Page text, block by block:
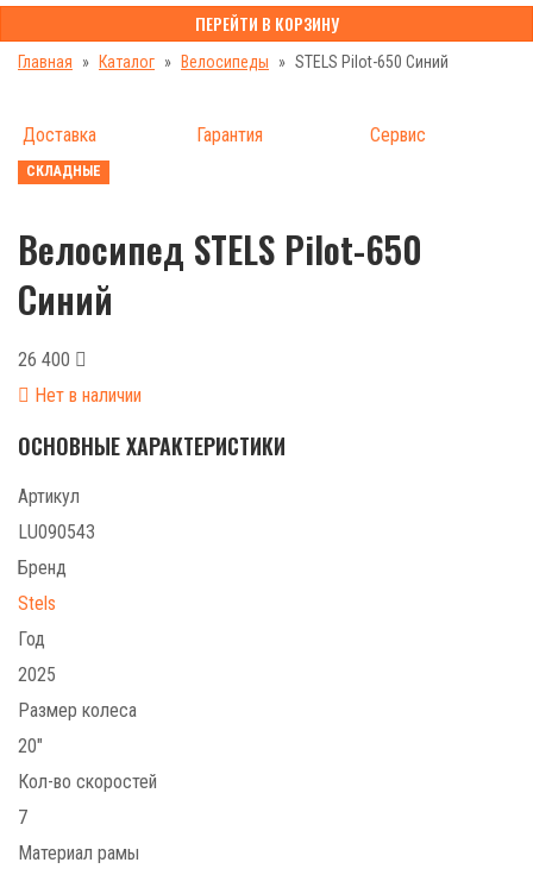
ПЕРЕЙТИ В КОРЗИНУ
Главная Каталог Велосипеды STELS Pilot-650 Синий
Доставка Гарантия Сервис
СКЛАДНЫЕ
Велосипед STELS Pilot-650
Синий
26 400
Нет в наличии
ОСНОВНЫЕ ХАРАКТЕРИСТИКИ
Артикул
LU090543
Бренд
Stels
Год
2025
Размер колеса
20"
Кол-во скоростей
7
Материал рамы